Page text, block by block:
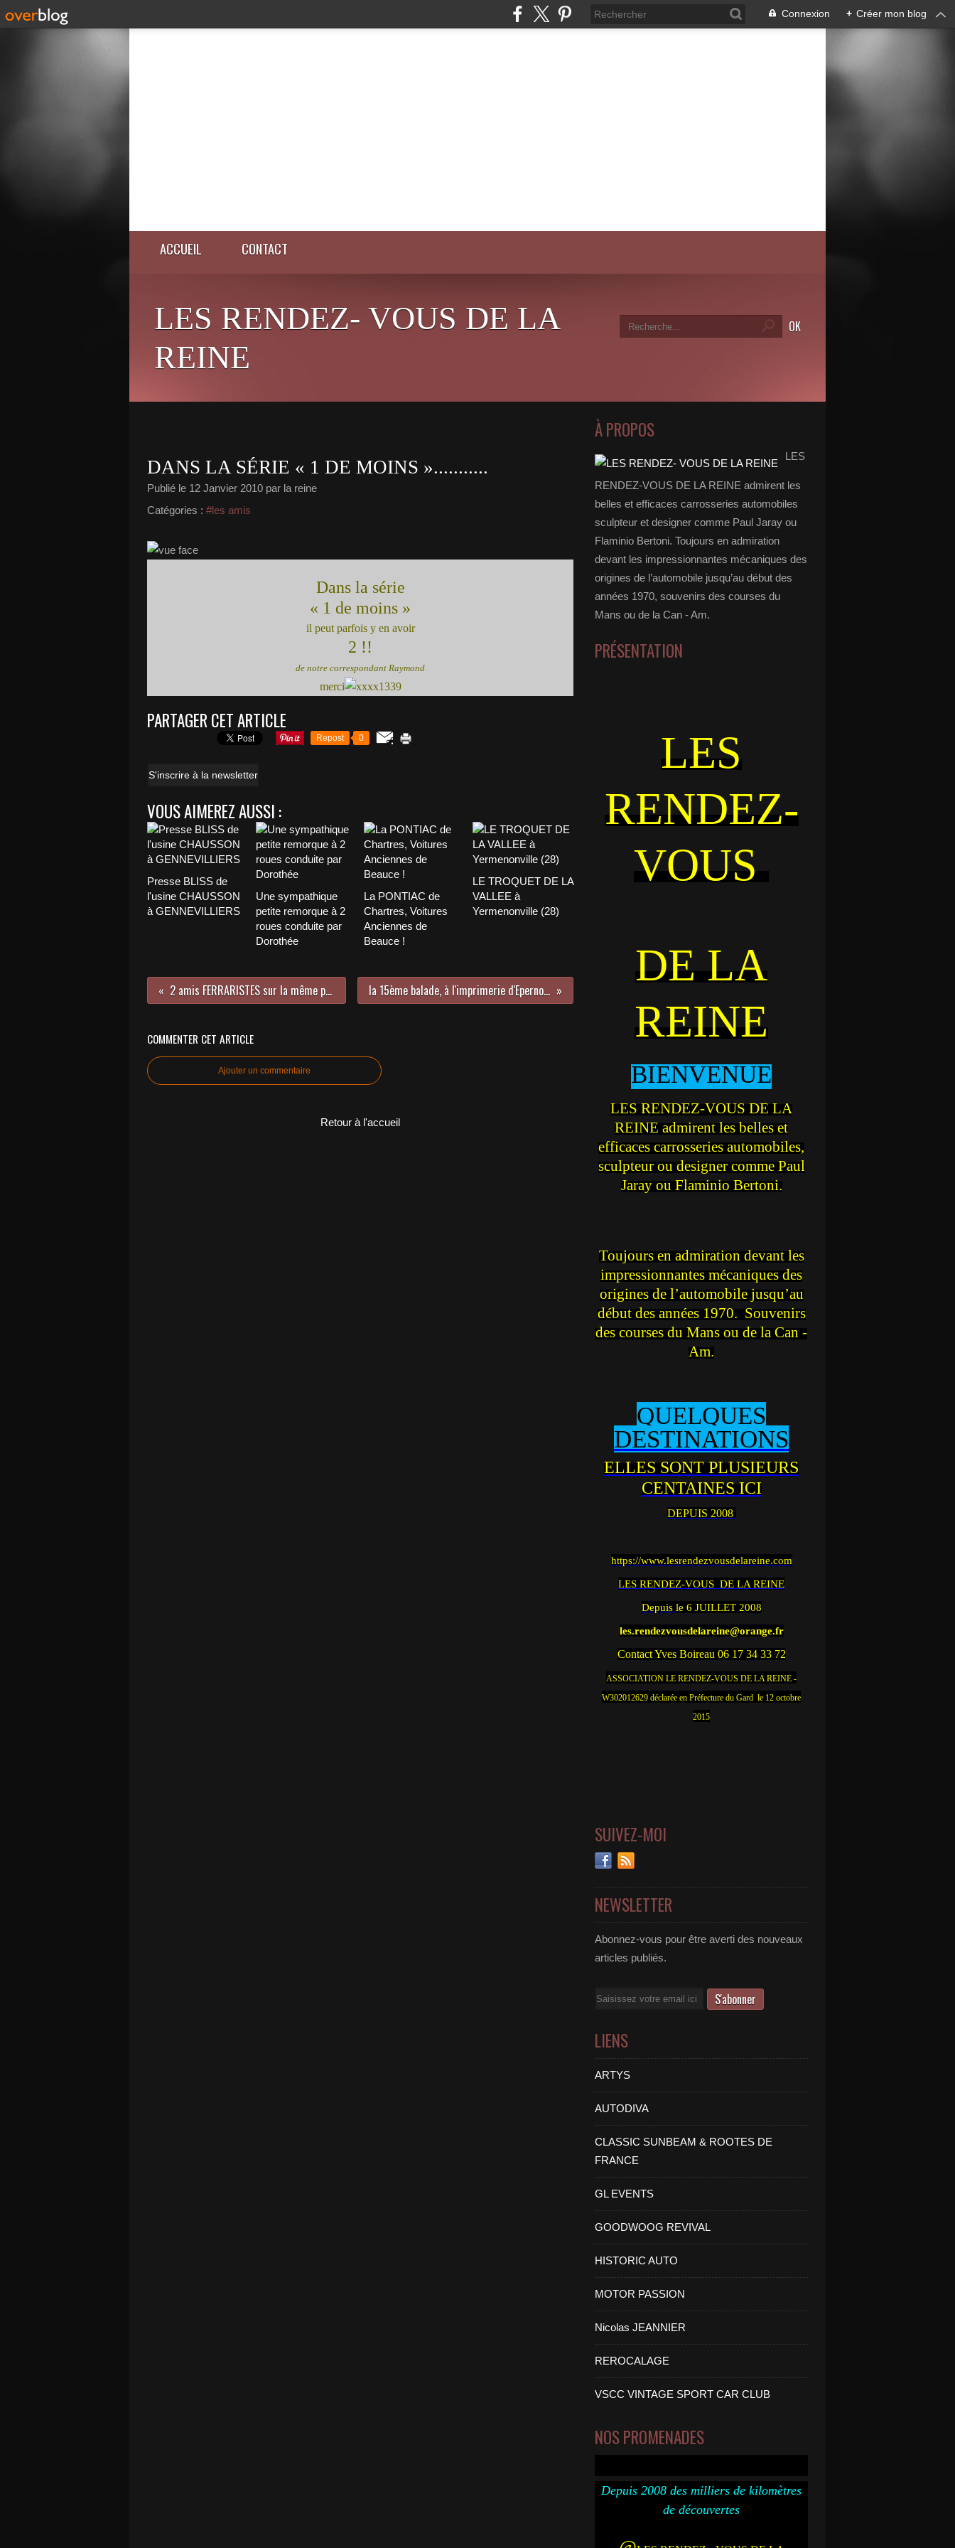
Connexion + Créer mon blog
ACCUEIL CONTACT
LES RENDEZ- VOUS DE LA
REINE
DANS LA SÉRIE « 1 DE MOINS »...........
Publié le 12 Janvier 2010 par la reine
Catégories : #les amis
Dans la série
« 1 de moins »
il peut parfois y en avoir
2 !!
de notre correspondant Raymond
merci
PARTAGER CET ARTICLE
Repost 0
S'inscrire à la newsletter
VOUS AIMEREZ AUSSI :
Presse BLISS de
l'usine CHAUSSON
à GENNEVILLIERS
Une sympathique
petite remorque à 2
roues conduite par
Dorothée
La PONTIAC de
Chartres, Voitures
Anciennes de
Beauce !
LE TROQUET DE LA
VALLEE à
Yermenonville (28)
2 amis FERRARISTES sur la même page la 15ème balade, à l'imprimerie d'Epernon !!
COMMENTER CET ARTICLE
Ajouter un commentaire
Retour à l'accueil
À PROPOS
LES
RENDEZ-VOUS DE LA REINE admirent les
belles et efficaces carrosseries automobiles
sculpteur et designer comme Paul Jaray ou
Flaminio Bertoni. Toujours en admiration
devant les impressionnantes mécaniques des
origines de l’automobile jusqu’au début des
années 1970, souvenirs des courses du
Mans ou de la Can - Am.
PRÉSENTATION
LES
RENDEZ-
VOUS
DE LA
REINE
BIENVENUE
LES RENDEZ-VOUS DE LA
REINE admirent les belles et
efficaces carrosseries automobiles,
sculpteur ou designer comme Paul
Jaray ou Flaminio Bertoni.
Toujours en admiration devant les
impressionnantes mécaniques des
origines de l’automobile jusqu’au
début des années 1970. Souvenirs
des courses du Mans ou de la Can -
Am.
QUELQUES
DESTINATIONS
ELLES SONT PLUSIEURS
CENTAINES ICI
DEPUIS 2008
https://www.lesrendezvousdelareine.com
LES RENDEZ-VOUS DE LA REINE
Depuis le 6 JUILLET 2008
les.rendezvousdelareine@orange.fr
Contact Yves Boireau 06 17 34 33 72
ASSOCIATION LE RENDEZ-VOUS DE LA REINE -
W302012629 déclarée en Préfecture du Gard le 12 octobre
2015
SUIVEZ-MOI
NEWSLETTER
Abonnez-vous pour être averti des nouveaux
articles publiés.
Email
LIENS
ARTYS
AUTODIVA
CLASSIC SUNBEAM & ROOTES DE
FRANCE
GL EVENTS
GOODWOOG REVIVAL
HISTORIC AUTO
MOTOR PASSION
Nicolas JEANNIER
REROCALAGE
VSCC VINTAGE SPORT CAR CLUB
NOS PROMENADES
Depuis 2008 des milliers de kilomètres
de découvertes